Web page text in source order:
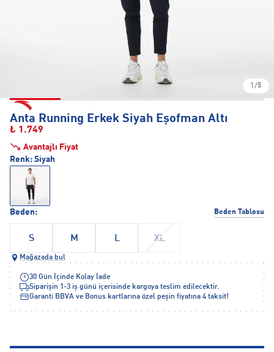
1/5
Anta Running Erkek Siyah Eşofman Altı
₺ 1.749
Avantajlı Fiyat
Beden: Beden Tablosu
S M L XL
Renk: Siyah
Mağazada bul
30 Gün İçinde Kolay İade
Siparişin 1-3 iş günü içerisinde kargoya teslim edilecektir.
Garanti BBVA ve Bonus kartlarına özel peşin fiyatına 4 taksit!